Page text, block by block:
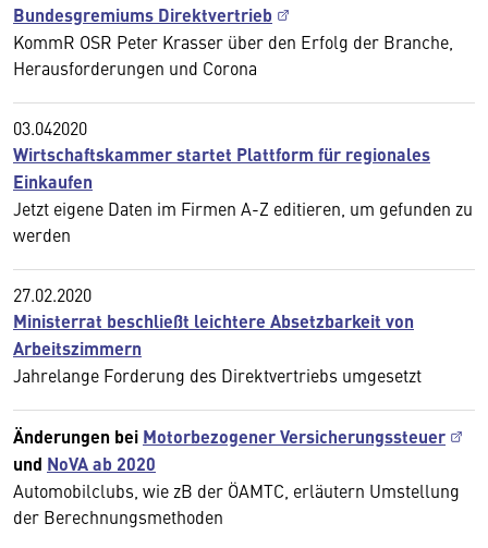
Bundesgremiums Direktvertrieb
KommR OSR Peter Krasser über den Erfolg der Branche,
Herausforderungen und Corona
03.042020
Wirtschaftskammer startet Plattform für regionales
Einkaufen
Jetzt eigene Daten im Firmen A-Z editieren, um gefunden zu
werden
27.02.2020
Ministerrat beschließt leichtere Absetzbarkeit von
Arbeitszimmern
Jahrelange Forderung des Direktvertriebs umgesetzt
Änderungen bei Motorbezogener Versicherungssteuer
und NoVA ab 2020
Automobilclubs, wie zB der ÖAMTC, erläutern Umstellung
der Berechnungsmethoden